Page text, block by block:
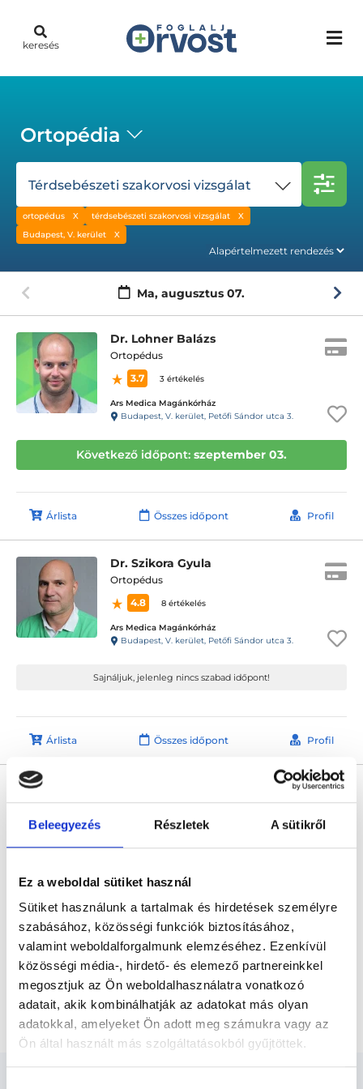
Beleegyezés Részletek A sütikről
Ez a weboldal sütiket használ
Sütiket használunk a tartalmak és hirdetések személyre
szabásához, közösségi funkciók biztosításához,
valamint weboldalforgalmunk elemzéséhez. Ezenkívül
közösségi média-, hirdető- és elemező partnereinkkel
megosztjuk az Ön weboldalhasználatra vonatkozó
adatait, akik kombinálhatják az adatokat más olyan
adatokkal, amelyeket Ön adott meg számukra vagy az
Ön által használt más szolgáltatásokból gyűjtöttek.
keresés
Ortopédia
Térdsebészeti szakorvosi vizsgálat
ortopédus
térdsebészeti szakorvosi vizsgálat
Budapest, V. kerület
Ma, augusztus 07.
Dr. Lohner Balázs
Ortopédus
3.7
3 értékelés
Ars Medica Magánkórház
Budapest, V. kerület, Petőfi Sándor utca 3.
Következő időpont: szeptember 03.
Árlista Összes időpont Profil
Dr. Szikora Gyula
Ortopédus
4.8
8 értékelés
Ars Medica Magánkórház
Budapest, V. kerület, Petőfi Sándor utca 3.
Sajnáljuk, jelenleg nincs szabad időpont!
Árlista Összes időpont Profil
* Szakorvos jelölt (rezidens): általános orvosi oklevéllel rendelkező
orvos, aki jogszabályok szerinti szakorvosi szakképesítés
megszerzésére irányuló képzésben vesz részt. Ezen orvosok által
önállóan nem végezhető szakmai tevékenységért teljes
felelősséggel tartozik és azt közvetlenül felügyeli az egészségügyi
szolgáltató szakorvosa az első részvizsgáig, utána pedig a
és szakorvosjelölt esetén.
Főoldal Ortopédus
Ortopédus Budapest, V. kerület
Térdsebészeti szakorvosi vizsgálat